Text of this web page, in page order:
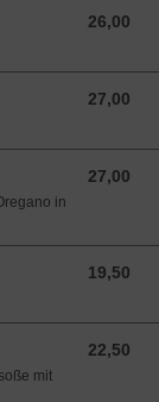
26,00
26,00 EUR
27,00
27,00 EUR
27,00
27,00 EUR
in
19,50
19,50 EUR
22,50
22,50 EUR
mit